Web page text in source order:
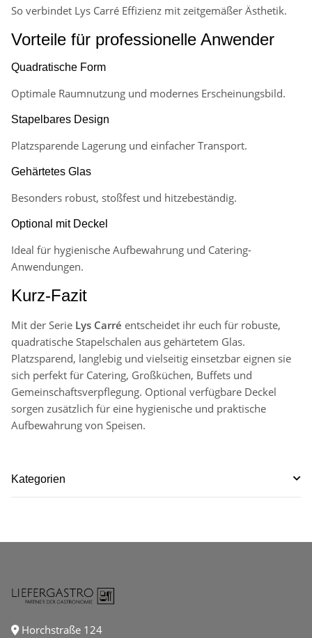
So verbindet Lys Carré Effizienz mit zeitgemäßer Ästhetik.
Vorteile für professionelle Anwender
Quadratische Form
Optimale Raumnutzung und modernes Erscheinungsbild.
Stapelbares Design
Platzsparende Lagerung und einfacher Transport.
Gehärtetes Glas
Besonders robust, stoßfest und hitzebeständig.
Optional mit Deckel
Ideal für hygienische Aufbewahrung und Catering-
Anwendungen.
Kurz-Fazit
Mit der Serie Lys Carré entscheidet ihr euch für robuste,
quadratische Stapelschalen aus gehärtetem Glas.
Platzsparend, langlebig und vielseitig einsetzbar eignen sie
sich perfekt für Catering, Großküchen, Buffets und
Gemeinschaftsverpflegung. Optional verfügbare Deckel
sorgen zusätzlich für eine hygienische und praktische
Aufbewahrung von Speisen.
Kategorien
Horchstraße 124